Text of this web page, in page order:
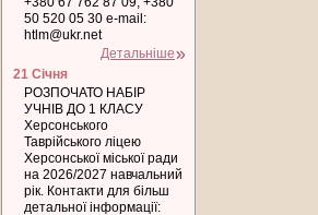
50 520 05 30 e-mail:
htlm@ukr.net
Детальніше
21 Січня
РОЗПОЧАТО НАБІР
УЧНІВ ДО 1 КЛАСУ
Херсонського
Таврійського ліцею
Херсонської міської ради
на 2026/2027 навчальний
рік. Контакти для більш
детальної інформації: